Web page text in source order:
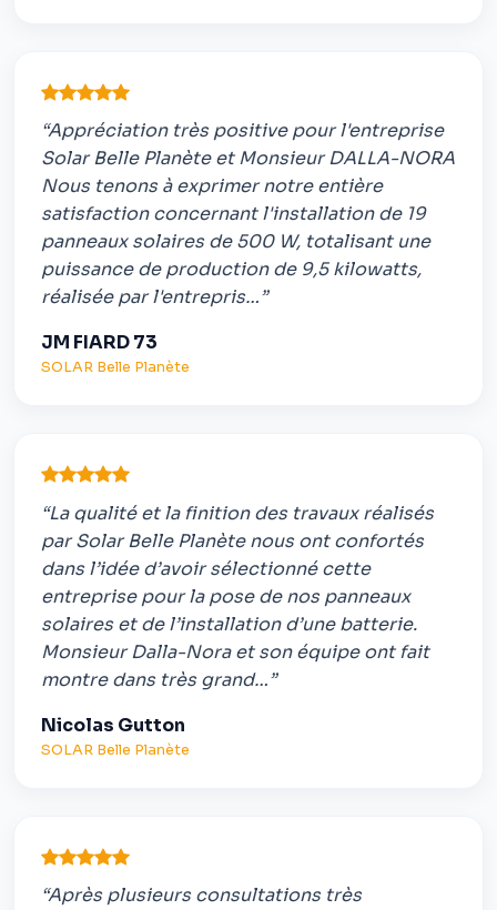
“Appréciation très positive pour l'entreprise
Solar Belle Planète et Monsieur DALLA-NORA
Nous tenons à exprimer notre entière
satisfaction concernant l'installation de 19
panneaux solaires de 500 W, totalisant une
puissance de production de 9,5 kilowatts,
réalisée par l'entrepris…”
JM FIARD 73
SOLAR Belle Planète
“La qualité et la finition des travaux réalisés
par Solar Belle Planète nous ont confortés
dans l’idée d’avoir sélectionné cette
entreprise pour la pose de nos panneaux
solaires et de l’installation d’une batterie.
Monsieur Dalla-Nora et son équipe ont fait
montre dans très grand…”
Nicolas Gutton
SOLAR Belle Planète
“Après plusieurs consultations très